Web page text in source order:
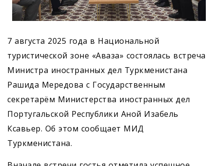
7 августа 2025 года в Национальной
туристической зоне «Аваза» состоялась встреча
Министра иностранных дел Туркменистана
Рашида Мередова с Государственным
секретарём Министерства иностранных дел
Португальской Республики Аной Изабель
Ксавьер. Об этом сообщает МИД
Туркменистана.